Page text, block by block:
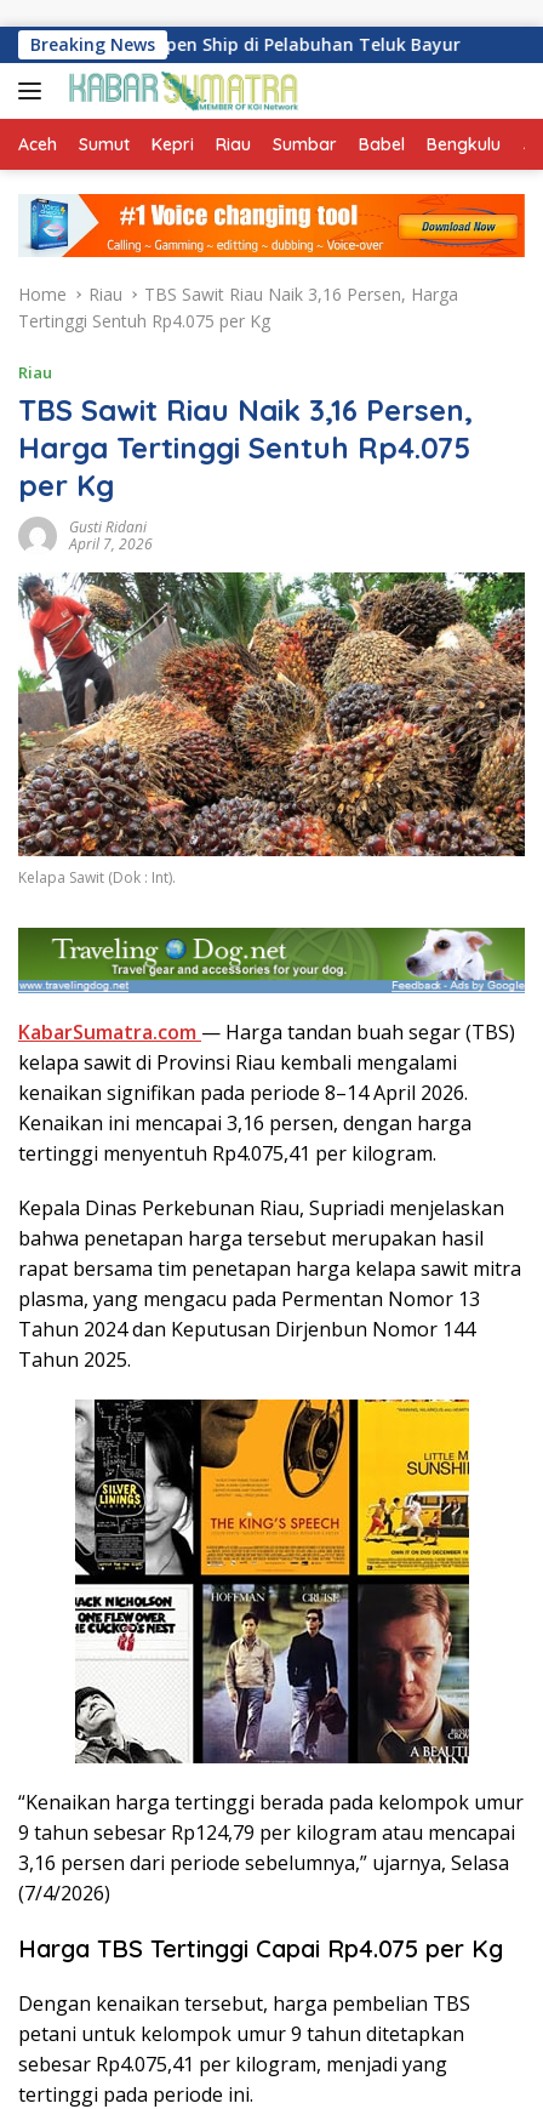
Breaking News
Open Ship di Pelabuhan Teluk Bayur Dukung
Aceh Sumut Kepri Riau Sumbar Babel Bengkulu
Home Riau
TBS Sawit Riau Naik 3,16 Persen, Harga
Tertinggi Sentuh Rp4.075 per Kg
Riau
TBS Sawit Riau Naik 3,16 Persen,
Harga Tertinggi Sentuh Rp4.075
per Kg
Gusti Ridani
April 7, 2026
Kelapa Sawit (Dok : Int).
KabarSumatra.com — Harga tandan buah segar (TBS)
kelapa sawit di Provinsi Riau kembali mengalami
kenaikan signifikan pada periode 8–14 April 2026.
Kenaikan ini mencapai 3,16 persen, dengan harga
tertinggi menyentuh Rp4.075,41 per kilogram.
Kepala Dinas Perkebunan Riau, Supriadi menjelaskan
bahwa penetapan harga tersebut merupakan hasil
rapat bersama tim penetapan harga kelapa sawit mitra
plasma, yang mengacu pada Permentan Nomor 13
Tahun 2024 dan Keputusan Dirjenbun Nomor 144
Tahun 2025.
“Kenaikan harga tertinggi berada pada kelompok umur
9 tahun sebesar Rp124,79 per kilogram atau mencapai
3,16 persen dari periode sebelumnya,” ujarnya, Selasa
(7/4/2026)
Harga TBS Tertinggi Capai Rp4.075 per Kg
Dengan kenaikan tersebut, harga pembelian TBS
petani untuk kelompok umur 9 tahun ditetapkan
sebesar Rp4.075,41 per kilogram, menjadi yang
tertinggi pada periode ini.